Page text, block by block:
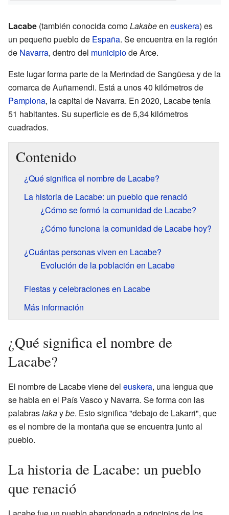
Lacabe (también conocida comoLakabeen euskera) es
un pequeño pueblo de España. Se encuentra en la región
de Navarra, dentro del municipiode Arce.
Este lugar forma parte de la Merindad de Sangüesa y de la
comarca de Auñamendi. Está a unos 40 kilómetros de
Pamplona, la capital de Navarra. En 2020, Lacabe tenía
51 habitantes. Su superficie es de 5,34 kilómetros
cuadrados.
Contenido
¿Qué significa el nombre de Lacabe?
La historia de Lacabe: un pueblo que renació
¿Cómo se formó la comunidad de Lacabe?
¿Cómo funciona la comunidad de Lacabe hoy?
¿Cuántas personas viven en Lacabe?
Evolución de la población en Lacabe
Fiestas y celebraciones en Lacabe
Más información
¿Qué significa el nombre de
Lacabe?
El nombre de Lacabe viene del euskera, una lengua que
se habla en el País Vasco y Navarra. Se forma con las
palabraslakaybe. Esto significa "debajo de Lakarri", que
es el nombre de la montaña que se encuentra junto al
pueblo.
La historia de Lacabe: un pueblo
que renació